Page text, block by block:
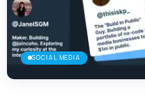
SOCIAL MEDIA